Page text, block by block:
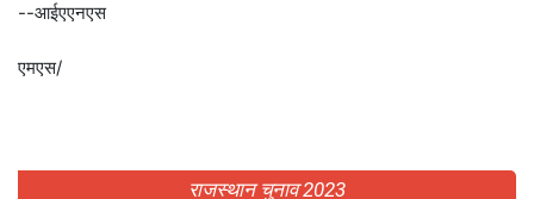
--आईएएनएस
एमएस/
राजस्थान चुनाव 2023